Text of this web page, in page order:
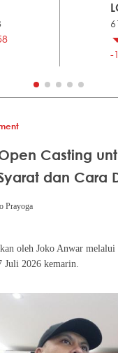
-
Casting
dan Cara
Prayoga
oleh Joko Anwar melalui
Juli 2026 kemarin.